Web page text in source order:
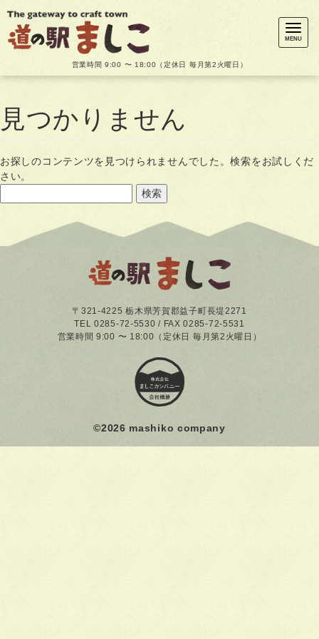
メ
ニ
ュ
ー
MENU
営業時間 9:00 〜 18:00（定休日 毎月第2火曜日）
見つかりません
お探しのコンテンツを見つけられませんでした。検索をお試しくだ
さい。
〒321-4225 栃木県芳賀郡益子町長堤2271
TEL 0285-72-5530 / FAX 0285-72-5531
営業時間 9:00 〜 18:00（定休日 毎月第2火曜日）
©2026 mashiko company